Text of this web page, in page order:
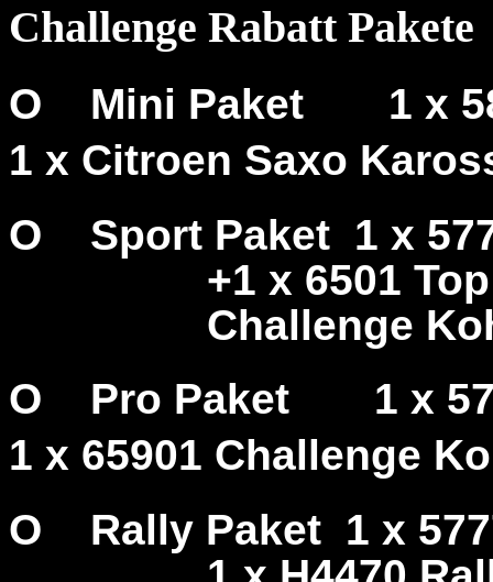
Challenge Rabatt Pakete
O Mini Paket
1 x
1 x Citroen Saxo
O
Sport Paket 1 x
+1 x 6501
Challenge
O
Pro Paket
1 x
1 x 65901 Challenge
O
Rally Paket 1 x